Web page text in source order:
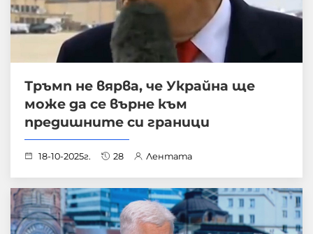
Тръмп не вярва, че Украйна ще
може да се върне към
предишните си граници
18-10-2025г. 28 Лентата